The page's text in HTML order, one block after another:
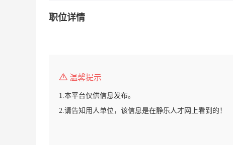
职位详情
温馨提示
1.本平台仅供信息发布。
2.请告知用人单位，该信息是在静乐人才网上看到的！